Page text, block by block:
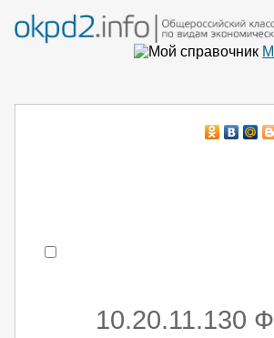
10.20.11.130